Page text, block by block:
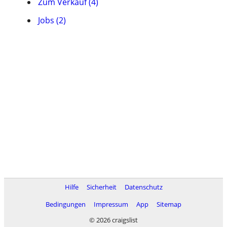
Jobs (2)
Hilfe Sicherheit
Datenschutz
Bedingungen
Impressum App
Sitemap
© 2026 craigslist